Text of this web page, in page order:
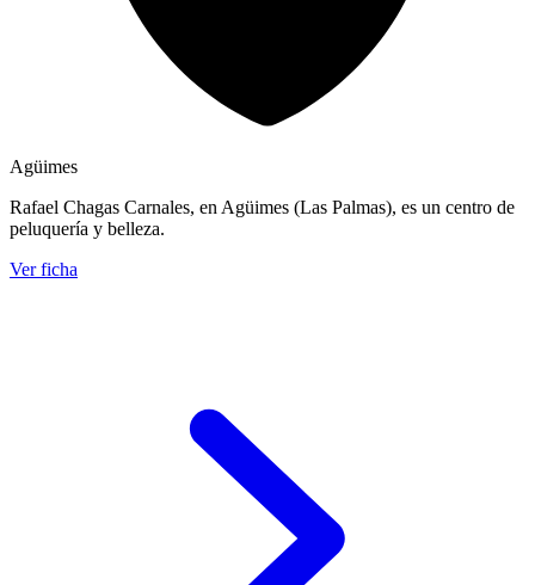
Agüimes
Rafael Chagas Carnales, en Agüimes (Las Palmas), es un centro de
peluquería y belleza.
Ver ficha